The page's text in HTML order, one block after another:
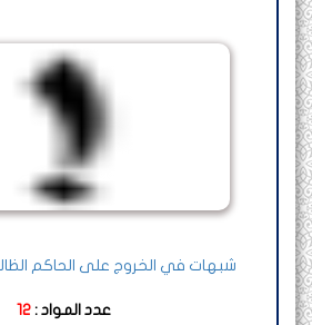
شبهات في الخروج على الحاكم
عدد المواد :12